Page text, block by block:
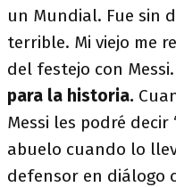
un Mundial. Fue sin
terrible. Mi viejo me
del festejo con Messi.
para la historia.
Messi les podré
abuelo cuando lo
defensor en diálogo